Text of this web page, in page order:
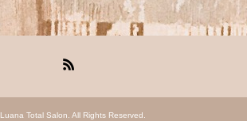
Luana Total Salon . All Rights Reserved.